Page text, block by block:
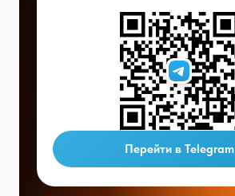
Перейти в Telegram